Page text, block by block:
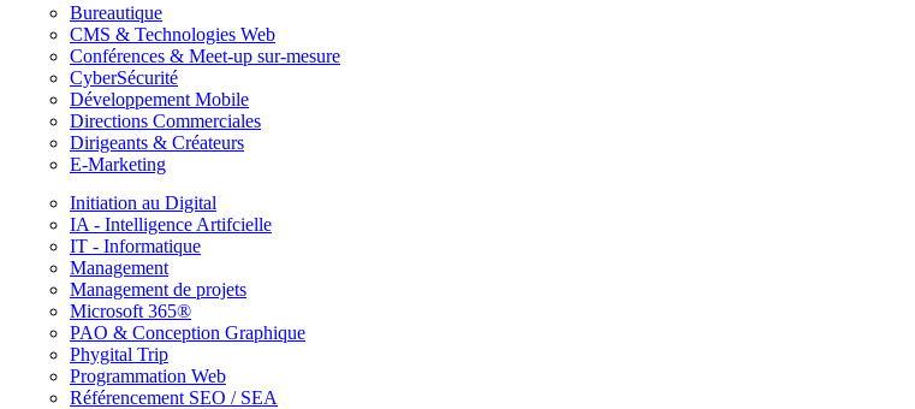
Bureautique
CMS & Technologies Web
Conférences & Meet-up sur-mesure
CyberSécurité
Développement Mobile
Directions Commerciales
Dirigeants & Créateurs
E-Marketing
Initiation au Digital
IA - Intelligence Artifcielle
IT - Informatique
Management
Management de projets
Microsoft 365®
PAO & Conception Graphique
Phygital Trip
Programmation Web
Référencement SEO / SEA